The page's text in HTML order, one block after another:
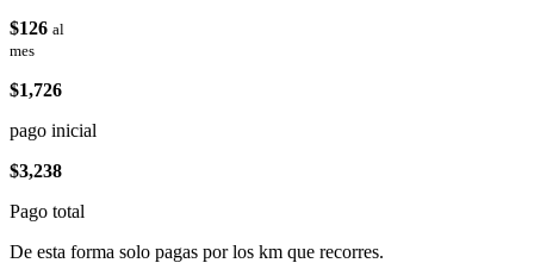
$126 al
mes
$1,726
pago inicial
$3,238
Pago total
De esta forma solo pagas por los km que recorres.